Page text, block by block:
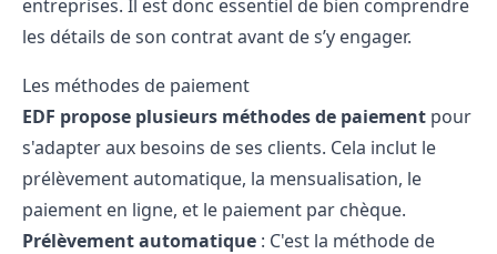
entreprises. Il est donc essentiel de bien comprendre
les détails de son contrat avant de s’y engager.
Les méthodes de paiement
EDF propose plusieurs méthodes de paiement pour
s'adapter aux besoins de ses clients. Cela inclut le
prélèvement automatique, la mensualisation, le
paiement en ligne, et le paiement par chèque.
Prélèvement automatique : C'est la méthode de